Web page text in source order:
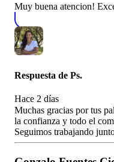
Muy buena atencion!
Respuesta de Ps.
Hace 2 días
Muchas gracias por tus
la confianza y todo el
Seguimos trabajando